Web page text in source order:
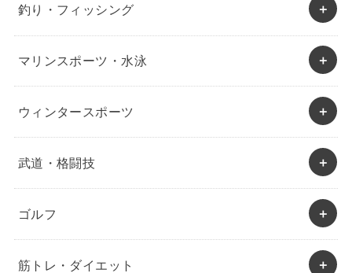
釣り・フィッシング
マリンスポーツ・水泳
ウィンタースポーツ
武道・格闘技
ゴルフ
筋トレ・ダイエット